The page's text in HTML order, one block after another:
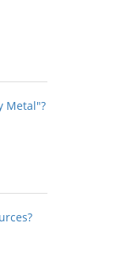
Metal"?